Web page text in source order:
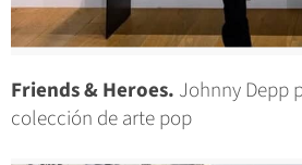
Friends & Heroes. Johnny Depp
colección de arte pop